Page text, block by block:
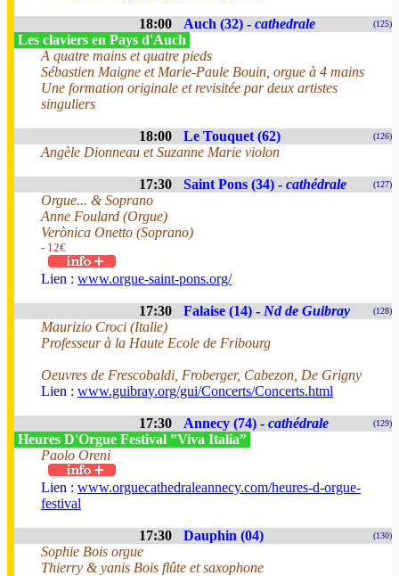
18:00 Auch (32) - cathedrale (125)
Les claviers en Pays d'Auch
A quatre mains et quatre pieds
Sébastien Maigne et Marie-Paule Bouin, orgue à 4 mains
Une formation originale et revisitée par deux artistes
singuliers
18:00 Le Touquet (62) (126)
Angèle Dionneau et Suzanne Marie violon
17:30 Saint Pons (34) - cathédrale (127)
Orgue... & Soprano
Anne Foulard (Orgue)
Verònica Onetto (Soprano)
- 12€
Lien : www.orgue-saint-pons.org/
17:30 Falaise (14) - Nd de Guibray (128)
Maurizio Croci (Italie)
Professeur à la Haute Ecole de Fribourg
Oeuvres de Frescobaldi, Froberger, Cabezon, De Grigny
Lien : www.guibray.org/gui/Concerts/Concerts.html
17:30 Annecy (74) - cathédrale (129)
Heures D'Orgue Festival ”Viva Italia”
Paolo Oreni
Lien : www.orguecathedraleannecy.com/heures-d-orgue-
festival
17:30 Dauphin (04) (130)
Sophie Bois orgue
Thierry & yanis Bois flûte et saxophone